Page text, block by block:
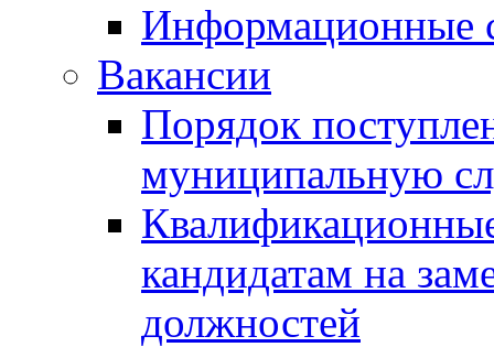
Информационные
Вакансии
Порядок
муниципальную
кандидатам на
должностей